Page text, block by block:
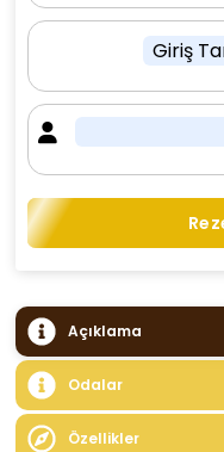
Giriş
Açıklama
Odalar
Özellikler